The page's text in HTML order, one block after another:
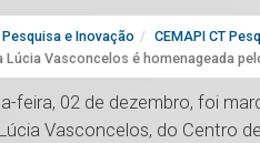
Pesquisa e Inovação CEMAPI CT
Lúcia Vasconcelos é homenageada
feira, 02 de dezembro, foi
Vasconcelos, do Centro